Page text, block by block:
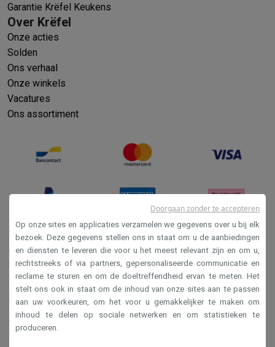
Garantie Krëfel Keukens
Over Krëfel
Onze acties
Solden
Ons verhaal
Onze winkels
Vacatures
Ons assortiment
Verkoopsvoorwaarden
Privacy
Disclaimer
Cookies
Op onze sites en applicaties verzamelen we gegevens over u bij elk
bezoek. Deze gegevens stellen ons in staat om u de aanbiedingen
en diensten te leveren die voor u het meest relevant zijn en om u,
rechtstreeks of via partners, gepersonaliseerde communicatie en
reclame te sturen en om de doeltreffendheid ervan te meten. Het
stelt ons ook in staat om de inhoud van onze sites aan te passen
aan uw voorkeuren, om het voor u gemakkelijker te maken om
inhoud te delen op sociale netwerken en om statistieken te
produceren.
Doorgaan zonder te accepteren